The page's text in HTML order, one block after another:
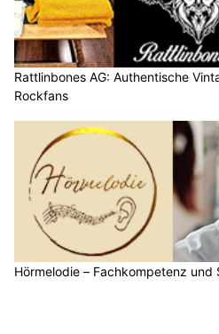
Rattlinbones AG: Authentische
Rockfans
Hörmelodie – Fachkompetenz